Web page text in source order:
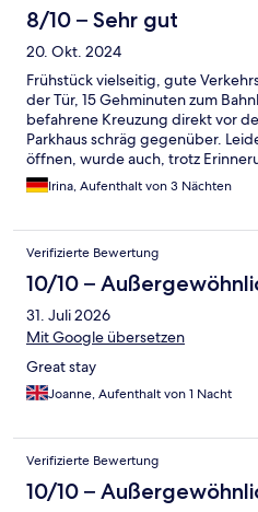
8/10 – Sehr gut
20. Okt. 2024
Frühstück vielseitig, gute
der Tür, 15 Gehminuten zum
befahrene Kreuzung direkt vor
Parkhaus schräg gegenüber.
öffnen, wurde auch, trotz
Irina, Aufenthalt von 3 Nächten
Verifizierte Bewertung
10/10 –
31. Juli 2026
Mit Google übersetzen
Great stay
Joanne, Aufenthalt von 1 Nacht
Verifizierte Bewertung
10/10 –